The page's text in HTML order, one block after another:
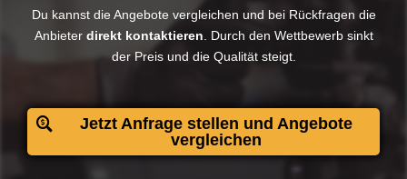
Du kannst die Angebote vergleichen und bei Rückfragen die
Anbieter direkt kontaktieren. Durch den Wettbewerb sinkt
der Preis und die Qualität steigt.​
Jetzt Anfrage stellen und Angebote
vergleichen